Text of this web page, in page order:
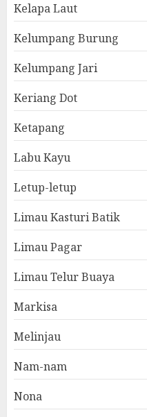
Kelapa Laut
Kelumpang Burung
Kelumpang Jari
Keriang Dot
Ketapang
Labu Kayu
Letup-letup
Limau Kasturi Batik
Limau Pagar
Limau Telur Buaya
Markisa
Melinjau
Nam-nam
Nona